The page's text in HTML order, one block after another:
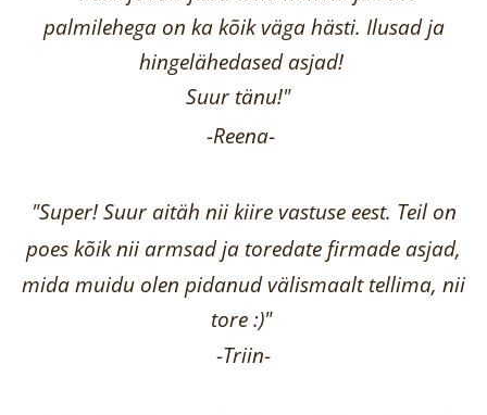
palmilehega on ka kõik väga hästi. Ilusad ja
hingelähedased asjad!
Suur tänu!"
-Reena-
"Super! Suur aitäh nii kiire vastuse eest. Teil on
poes kõik nii armsad ja toredate firmade asjad,
mida muidu olen pidanud välismaalt tellima, nii
tore :)"
-Triin-